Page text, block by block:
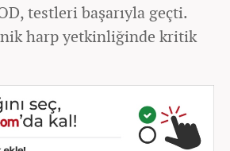
testleri başarıyla geçti.
harp yetkinliğinde kritik